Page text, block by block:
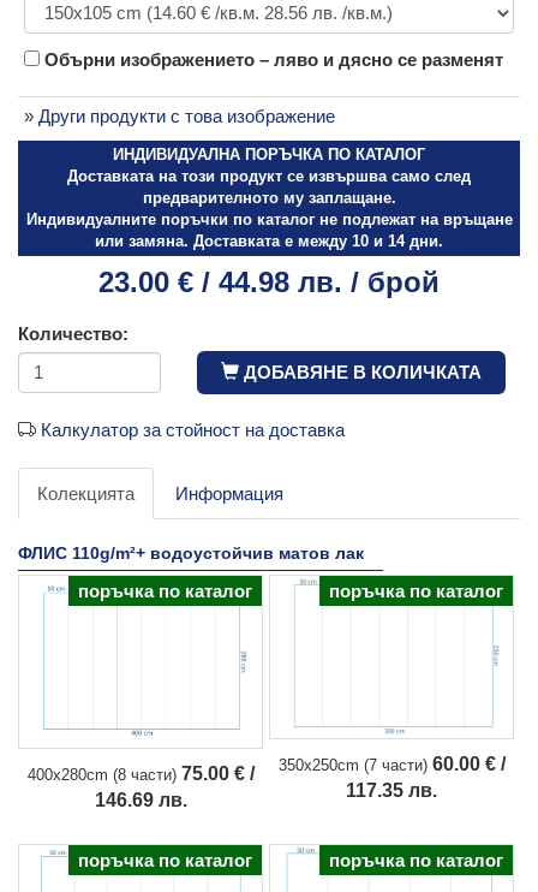
Обърни изображението – ляво и дясно се разменят
» Други продукти с това изображение
ИНДИВИДУАЛНА ПОРЪЧКА ПО КАТАЛОГ
Доставката на този продукт се извършва само след
предварителното му заплащане.
Индивидуалните поръчки по каталог не подлежат на връщане
или замяна. Доставката е между 10 и 14 дни.
23.00 € / 44.98 лв. / брой
Количество:
ДОБАВЯНЕ В КОЛИЧКАТА
Калкулатор за стойност на доставка
Колекцията Информация
ФЛИС 110g/m²+ водоустойчив матов лак
поръчка по каталог
400x280cm (8 части) 75.00 € /
146.69 лв.
поръчка по каталог
350x250cm (7 части) 60.00 € /
117.35 лв.
поръчка по каталог поръчка по каталог